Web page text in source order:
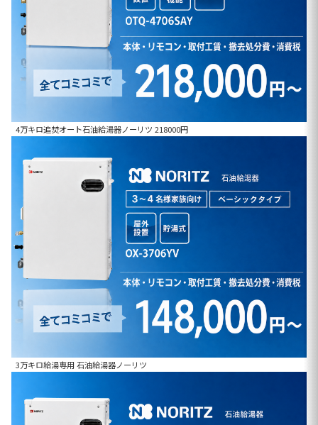
4万キロ追焚オート石油給湯器ノーリツ 218000円
3万キロ給湯専用 石油給湯器ノーリツ